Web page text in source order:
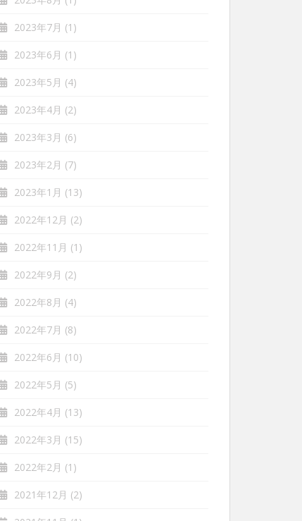
2023年7月 (1)
2023年6月 (1)
2023年5月 (4)
2023年4月 (2)
2023年3月 (6)
2023年2月 (7)
2023年1月 (13)
2022年12月 (2)
2022年11月 (1)
2022年9月 (2)
2022年8月 (4)
2022年7月 (8)
2022年6月 (10)
2022年5月 (5)
2022年4月 (13)
2022年3月 (15)
2022年2月 (1)
2021年12月 (2)